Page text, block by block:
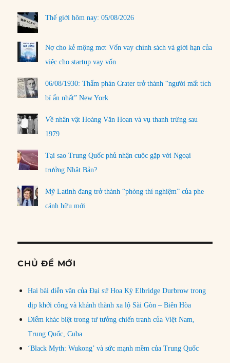
Thế giới hôm nay: 05/08/2026
Nợ cho kẻ mộng mơ: Vốn vay chính sách và giới hạn của
việc cho startup vay vốn
06/08/1930: Thẩm phán Crater trở thành “người mất tích
bí ẩn nhất” New York
Về nhân vật Hoàng Văn Hoan và vụ thanh trừng sau
1979
Tại sao Trung Quốc phủ nhận cuộc gặp với Ngoại
trưởng Nhật Bản?
Mỹ Latinh đang trở thành “phòng thí nghiệm” của phe
cánh hữu mới
CHỦ ĐỀ MỚI
Hai bài diễn văn của Đại sứ Hoa Kỳ Elbridge Durbrow trong
dịp khởi công và khánh thành xa lộ Sài Gòn – Biên Hòa
Điểm khác biệt trong tư tưởng chiến tranh của Việt Nam,
Trung Quốc, Cuba
‘Black Myth: Wukong’ và sức mạnh mềm của Trung Quốc